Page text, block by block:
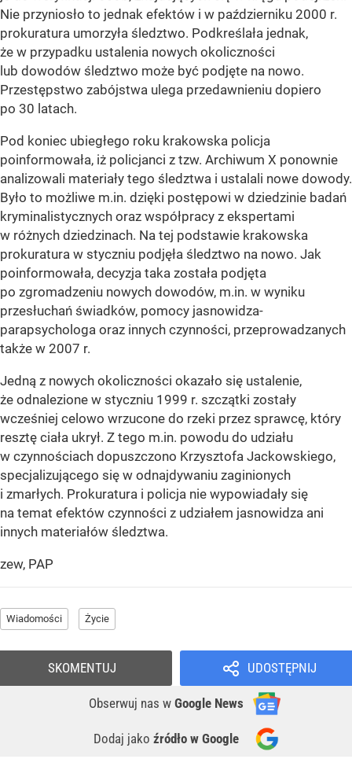
Nie przyniosło to jednak efektów i w październiku 2000 r.
prokuratura umorzyła śledztwo. Podkreślała jednak,
że w przypadku ustalenia nowych okoliczności
lub dowodów śledztwo może być podjęte na nowo.
Przestępstwo zabójstwa ulega przedawnieniu dopiero
po 30 latach.
Pod koniec ubiegłego roku krakowska policja
poinformowała, iż policjanci z tzw. Archiwum X ponownie
analizowali materiały tego śledztwa i ustalali nowe dowody.
Było to możliwe m.in. dzięki postępowi w dziedzinie badań
kryminalistycznych oraz współpracy z ekspertami
w różnych dziedzinach. Na tej podstawie krakowska
prokuratura w styczniu podjęła śledztwo na nowo. Jak
poinformowała, decyzja taka została podjęta
po zgromadzeniu nowych dowodów, m.in. w wyniku
przesłuchań świadków, pomocy jasnowidza-
parapsychologa oraz innych czynności, przeprowadzanych
także w 2007 r.
Jedną z nowych okoliczności okazało się ustalenie,
że odnalezione w styczniu 1999 r. szczątki zostały
wcześniej celowo wrzucone do rzeki przez sprawcę, który
resztę ciała ukrył. Z tego m.in. powodu do udziału
w czynnościach dopuszczono Krzysztofa Jackowskiego,
specjalizującego się w odnajdywaniu zaginionych
i zmarłych. Prokuratura i policja nie wypowiadały się
na temat efektów czynności z udziałem jasnowidza ani
innych materiałów śledztwa.
zew, PAP
Wiadomości Życie
UDOSTĘPNIJ
Obserwuj nas w Google News
Dodaj jako źródło w Google
SKOMENTUJ